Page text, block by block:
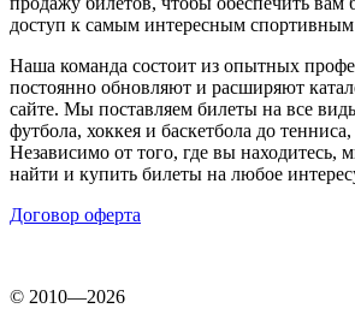
доступ к самым интересным
Наша команда состоит из опытных
постоянно обновляют и расширяют
сайте. Мы поставляем билеты на все
футбола, хоккея и баскетбола до
Независимо от того, где вы
найти и купить билеты на любое
Договор оферта
© 2010—2026